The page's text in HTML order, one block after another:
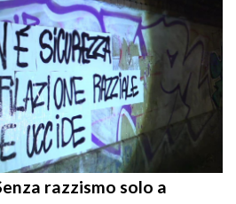
razzismo solo a